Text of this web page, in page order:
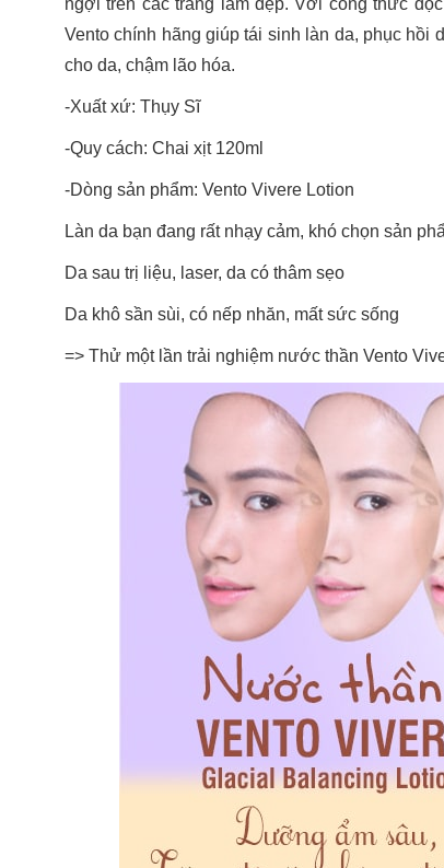
ngợi trên các trang làm đẹp. Với công thức
Vento chính hãng giúp tái sinh làn da, phục
cho da, chậm lão hóa.
-Xuất xứ: Thụy Sĩ
-Quy cách: Chai xịt 120ml
-Dòng sản phẩm: Vento Vivere Lotion
Làn da bạn đang rất nhạy cảm, khó chọn sản
Da sau trị liệu, laser, da có thâm sẹo
Da khô sần sùi, có nếp nhăn, mất sức sống
=> Thử một lần trải nghiệm nước thần Vento